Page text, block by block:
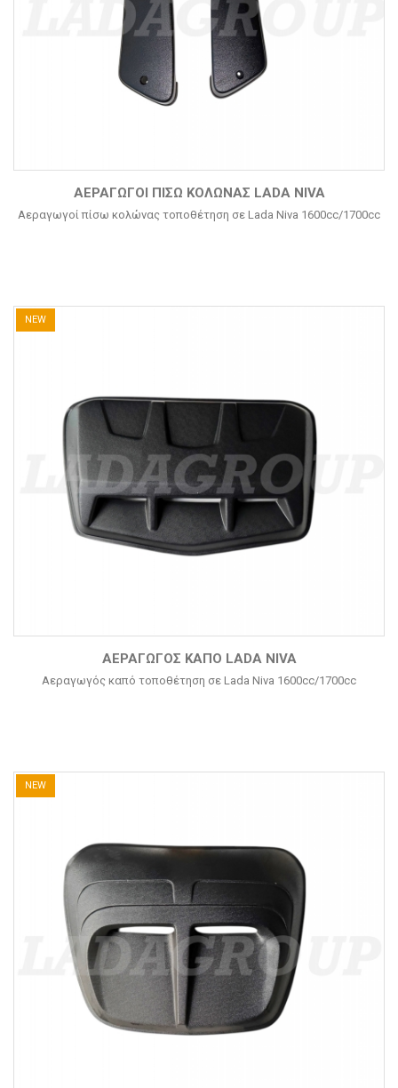
ΑΕΡΑΓΩΓΟΊ ΠΊΣΩ ΚΟΛΏΝΑΣ LADA NIVA
Αεραγωγοί πίσω κολώνας τοποθέτηση σε Lada Niva 1600cc/1700cc
NEW
ΑΕΡΑΓΩΓΌΣ ΚΑΠΌ LADA NIVA
Αεραγωγός καπό τοποθέτηση σε Lada Niva 1600cc/1700cc
NEW